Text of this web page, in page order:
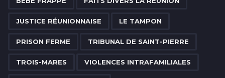
JUSTICE RÉUNIONNAISE LE TAMPON
PRISON FERME TRIBUNAL DE SAINT-PIERRE
TROIS-MARES VIOLENCES INTRAFAMILIALES